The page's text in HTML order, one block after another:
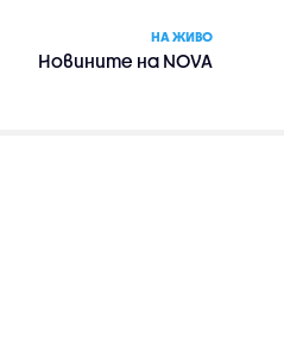
НА ЖИВО
Новините на NOVA